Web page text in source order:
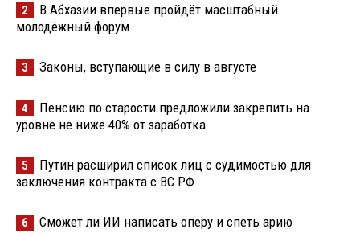
2
В Абхазии впервые пройдёт масштабный
молодёжный форум
3 Законы, вступающие в силу в августе
4
Пенсию по старости предложили закрепить на
уровне не ниже 40% от заработка
5
Путин расширил список лиц с судимостью для
заключения контракта с ВС РФ
6 Сможет ли ИИ написать оперу и спеть арию